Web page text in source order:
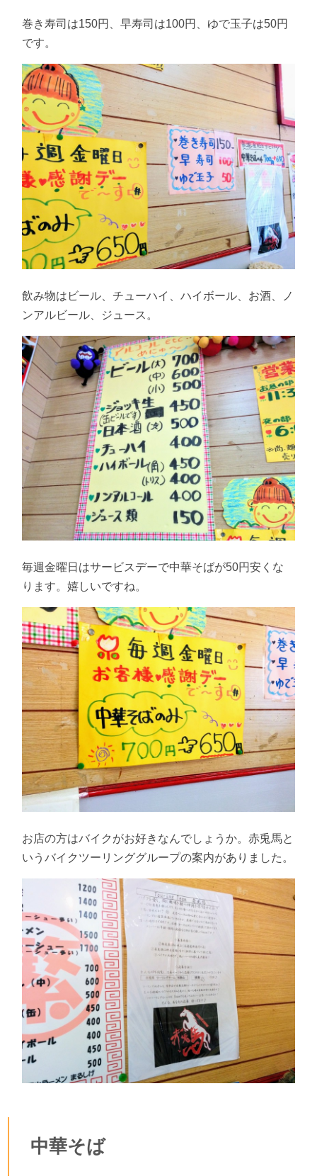
巻き寿司は150円、早寿司は100円、ゆで玉子は50円
です。
飲み物はビール、チューハイ、ハイボール、お酒、ノ
ンアルビール、ジュース。
毎週金曜日はサービスデーで中華そばが50円安くな
ります。嬉しいですね。
お店の方はバイクがお好きなんでしょうか。赤兎馬と
いうバイクツーリンググループの案内がありました。
中華そば